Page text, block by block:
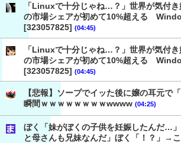
「Linuxで十分じゃね…？」世界が気付
の市場シェアが初めて10%超える
[323057825] (04:45)
「Linuxで十分じゃね…？」世界が気付
の市場シェアが初めて10%超える
[323057825] (04:45)
【悲報】ソープでイッた後に嬢の耳元で
瞬間ｗｗｗｗｗｗｗｗwwww (04:25)
ぼく「妹がぼくの子供を妊娠したんだ…
と母さんも兄妹なんだ」ぼく「！？」→